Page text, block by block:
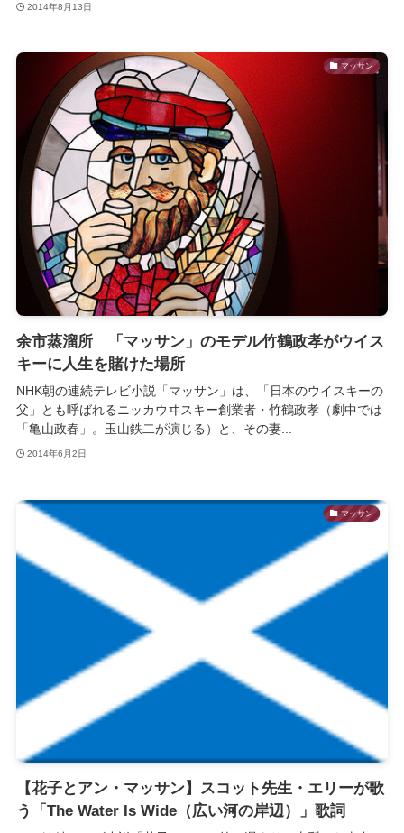
2014年8月13日
マッサン
余市蒸溜所 「マッサン」のモデル竹鶴政孝がウイス
キーに人生を賭けた場所
NHK朝の連続テレビ小説「マッサン」は、「日本のウイスキーの
父」とも呼ばれるニッカウヰスキー創業者・竹鶴政孝（劇中では
「亀山政春」。玉山鉄二が演じる）と、その妻...
2014年6月2日
マッサン
【花子とアン・マッサン】スコット先生・エリーが歌
う「The Water Is Wide（広い河の岸辺）」歌詞